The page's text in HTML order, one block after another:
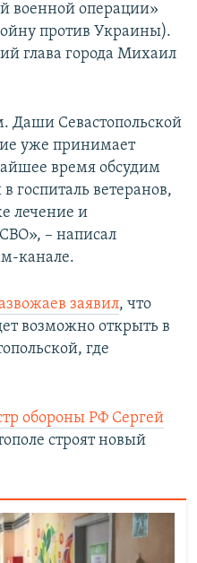
военной операции»
против Украины).
глава города Михаил
Даши Севастопольской
уже принимает
время обсудим
госпиталь ветеранов,
лечение и
– написал
канале.
заявил, что
возможно открыть в
где
обороны РФ Сергей
строят новый